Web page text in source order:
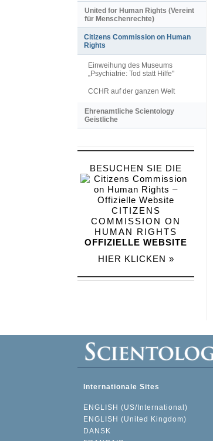
United for Human Rights (Vereint
für Menschenrechte)
Citizens Commission on Human
Rights
Einweihung des Museums
„Psychiatrie: Tod statt Hilfe"
CCHR auf der ganzen Welt
Ehrenamtliche Scientology
Geistliche
BESUCHEN SIE DIE
CITIZENS
COMMISSION ON
HUMAN RIGHTS
OFFIZIELLE WEBSITE
HIER KLICKEN »
Internationale Sites
ENGLISH (US/International)
ENGLISH (United Kingdom)
DANSK